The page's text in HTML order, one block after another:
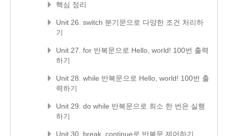
핵심 정리
Unit 26. switch 분기문으로 다양한 조건 처리하
기
Unit 27. for 반복문으로 Hello, world! 100번 출력
하기
Unit 28. while 반복문으로 Hello, world! 100번 출
력하기
Unit 29. do while 반복문으로 최소 한 번은 실행
하기
Unit 30. break, continue로 반복문 제어하기